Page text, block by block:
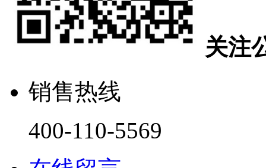
关注
销售热线
400-110-5569